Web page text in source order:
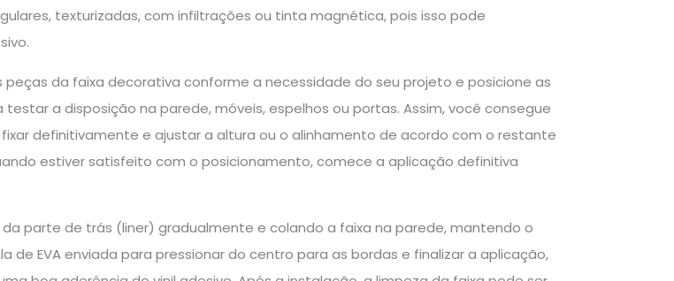
texturizadas, com infiltrações ou tinta magnética, pois isso pode
da faixa decorativa conforme a necessidade do seu projeto e posicione as
a disposição na parede, móveis, espelhos ou portas. Assim, você consegue
definitivamente e ajustar a altura ou o alinhamento de acordo com o restante
estiver satisfeito com o posicionamento, comece a aplicação definitiva
parte de trás (liner) gradualmente e colando a faixa na parede, mantendo o
de EVA enviada para pressionar do centro para as bordas e finalizar a aplicação,